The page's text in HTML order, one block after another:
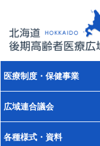
医療制度・保健事業
広域連合議会
各種様式・資料